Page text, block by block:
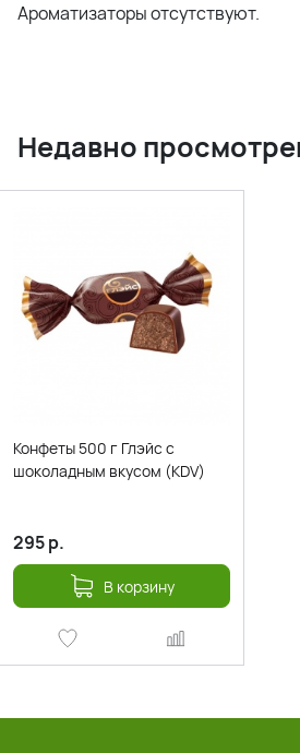
Ароматизаторы отсутствуют.
Недавно
Конфеты 500 г Глэйс с
шоколадным вкусом (KDV)
295р.
В корзину